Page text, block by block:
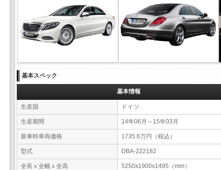
基本スペック
基本情報
生産国 ドイツ
生産期間 14年06月～15年03月
新車時車両価格 1735.6万円（税込）
型式 DBA-222182
全長ｘ全幅ｘ全高 5250x1900x1495（mm）